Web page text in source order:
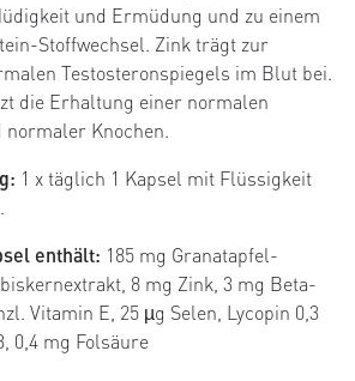
und Ermüdung und zu einem
Stoffwechsel. Zink trägt zur
Testosteronspiegels im Blut bei.
die Erhaltung einer normalen
Knochen.
1 x täglich 1 Kapsel mit Flüssigkeit
enthält: 185 mg Granatapfel-
8 mg Zink, 3 mg Beta-
Vitamin E, 25 µg Selen, Lycopin 0,3
0,4 mg Folsäure